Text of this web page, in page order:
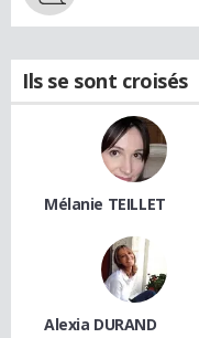
Ils se sont croisés
Mélanie TEILLET
Alexia DURAND